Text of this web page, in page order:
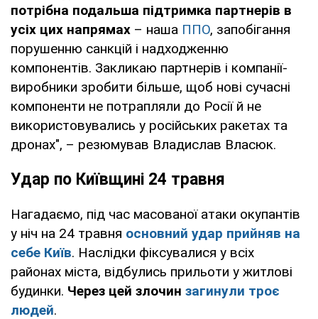
потрібна подальша підтримка партнерів в
усіх цих напрямах – наша ППО, запобігання
порушенню санкцій і надходженню
компонентів. Закликаю партнерів і компанії-
виробники зробити більше, щоб нові сучасні
компоненти не потрапляли до Росії й не
використовувались у російських ракетах та
дронах", – резюмував Владислав Власюк.
Удар по Київщині 24 травня
Нагадаємо, під час масованої атаки окупантів
у ніч на 24 травня основний удар прийняв на
себе Київ. Наслідки фіксувалися у всіх
районах міста, відбулись прильоти у житлові
будинки. Через цей злочин загинули троє
людей.